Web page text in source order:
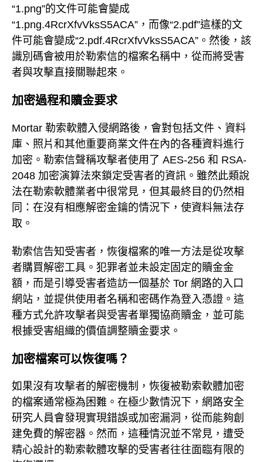
“1.png”的文件可能會變成
“1.png.4RcrXfvVksS5ACA”，而像“2.pdf”這樣的文
件可能會變成“2.pdf.4RcrXfvVksS5ACA”。然後，該
識別碼會被用於勒索信的檔案名稱中，從而將受害
者與攻擊直接關聯起來。
加密過程和贖金要求
Mortar 勒索軟體入侵網路後，會對包括文件、資料
庫、照片和其他重要商業文件在內的各種資料進行
加密。勒索信聲稱攻擊者使用了 AES-256 和 RSA-
2048 加密演算法來鎖定受害者的資訊。雖然此類說
法在勒索軟體業者中很常見，但其最終目的仍然相
同：在沒有相應解密金鑰的情況下，使資料無法存
取。
勒索信告知受害者，恢復檔案的唯一方法是從攻擊
者購買解密工具。犯罪者並未設定固定的贖金金
額，而是引導受害者造訪一個基於 Tor 網路的入口
網站，並提供使用者名稱和密碼作為登入憑證。這
種方式允許攻擊者與受害者單獨協商贖金，並可能
根據受害組織的價值調整贖金要求。
加密檔案可以恢復嗎？
如果沒有攻擊者的解密機制，恢復被勒索軟體加密
的檔案通常極為困難。在極少數情況下，網路安全
研究人員會發現實現錯誤或加密漏洞，從而能夠創
建免費的解密器。然而，這種情況並不常見，遭受
精心設計的勒索軟體攻擊的受害者往往面臨有限的